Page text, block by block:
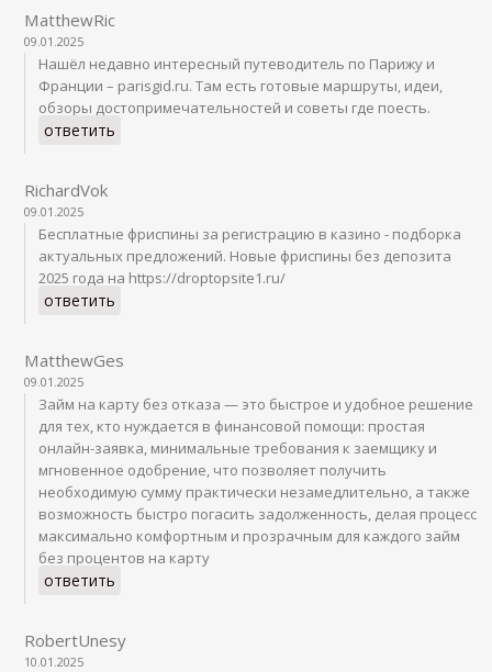
MatthewRic
09.01.2025
Нашёл недавно интересный путеводитель по Парижу и
Франции – parisgid.ru. Там есть готовые маршруты, идеи,
обзоры достопримечательностей и советы где поесть.
ответить
RichardVok
09.01.2025
Бесплатные фриспины за регистрацию в казино - подборка
актуальных предложений. Новые фриспины без депозита
2025 года на https://droptopsite1.ru/
ответить
MatthewGes
09.01.2025
Займ на карту без отказа — это быстрое и удобное решение
для тех, кто нуждается в финансовой помощи: простая
онлайн-заявка, минимальные требования к заемщику и
мгновенное одобрение, что позволяет получить
необходимую сумму практически незамедлительно, а также
возможность быстро погасить задолженность, делая процесс
максимально комфортным и прозрачным для каждого займ
без процентов на карту
ответить
RobertUnesy
10.01.2025